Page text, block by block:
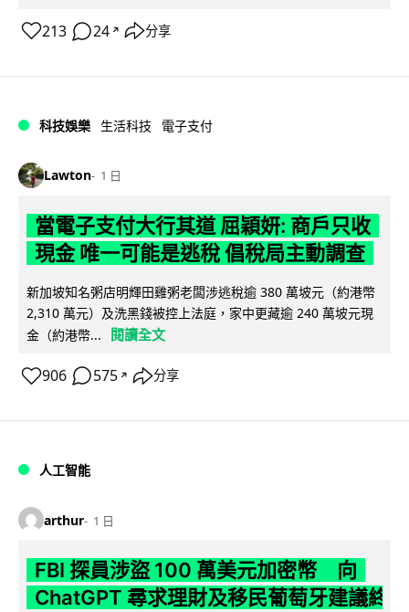
213 24 ↗ 分享
科技娛樂 生活科技 電子支付
Lawton 1 日
當電子支付大行其道 屈穎妍: 商戶只收
現金 唯一可能是逃稅 倡稅局主動調查
新加坡知名粥店明輝田雞粥老闆涉逃稅逾 380 萬坡元（約港幣
2,310 萬元）及洗黑錢被控上法庭，家中更藏逾 240 萬坡元現
金（約港幣...
閱讀全文
906 575 ↗ 分享
人工智能
arthur 1 日
FBI 探員涉盜 100 萬美元加密幣 向
ChatGPT 尋求理財及移民葡萄牙建議終